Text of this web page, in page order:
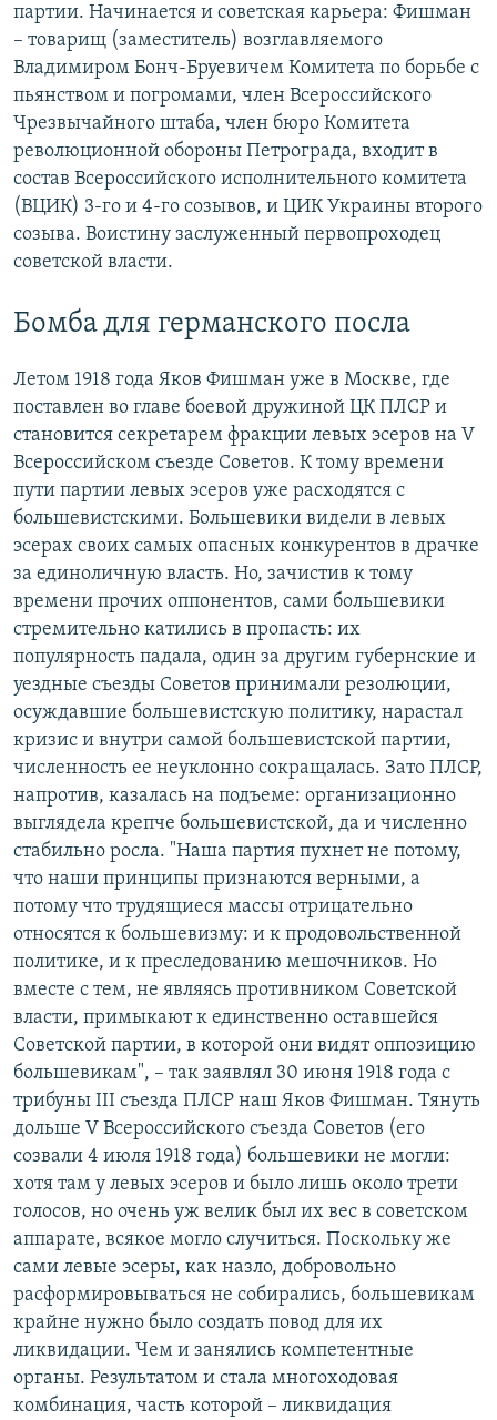
партии. Начинается и советская карьера: Фишман
– товарищ (заместитель) возглавляемого
Владимиром Бонч-Бруевичем Комитета по борьбе с
пьянством и погромами, член Всероссийского
Чрезвычайного штаба, член бюро Комитета
революционной обороны Петрограда, входит в
состав Всероссийского исполнительного комитета
(ВЦИК) 3-го и 4-го созывов, и ЦИК Украины второго
созыва. Воистину заслуженный первопроходец
советской власти.
Бомба для германского посла
Летом 1918 года Яков Фишман уже в Москве, где
поставлен во главе боевой дружиной ЦК ПЛСР и
становится секретарем фракции левых эсеров на V
Всероссийском съезде Советов. К тому времени
пути партии левых эсеров уже расходятся с
большевистскими. Большевики видели в левых
эсерах своих самых опасных конкурентов в драчке
за единоличную власть. Но, зачистив к тому
времени прочих оппонентов, сами большевики
стремительно катились в пропасть: их
популярность падала, один за другим губернские и
уездные съезды Советов принимали резолюции,
осуждавшие большевистскую политику, нарастал
кризис и внутри самой большевистской партии,
численность ее неуклонно сокращалась. Зато ПЛСР,
напротив, казалась на подъеме: организационно
выглядела крепче большевистской, да и численно
стабильно росла. "Наша партия пухнет не потому,
что наши принципы признаются верными, а
потому что трудящиеся массы отрицательно
относятся к большевизму: и к продовольственной
политике, и к преследованию мешочников. Но
вместе с тем, не являясь противником Советской
власти, примыкают к единственно оставшейся
Советской партии, в которой они видят оппозицию
большевикам", – так заявлял 30 июня 1918 года с
трибуны III съезда ПЛСР наш Яков Фишман. Тянуть
дольше V Всероссийского съезда Советов (его
созвали 4 июля 1918 года) большевики не могли:
хотя там у левых эсеров и было лишь около трети
голосов, но очень уж велик был их вес в советском
аппарате, всякое могло случиться. Поскольку же
сами левые эсеры, как назло, добровольно
расформировываться не собирались, большевикам
крайне нужно было создать повод для их
ликвидации. Чем и занялись компетентные
органы. Результатом и стала многоходовая
комбинация, часть которой – ликвидация